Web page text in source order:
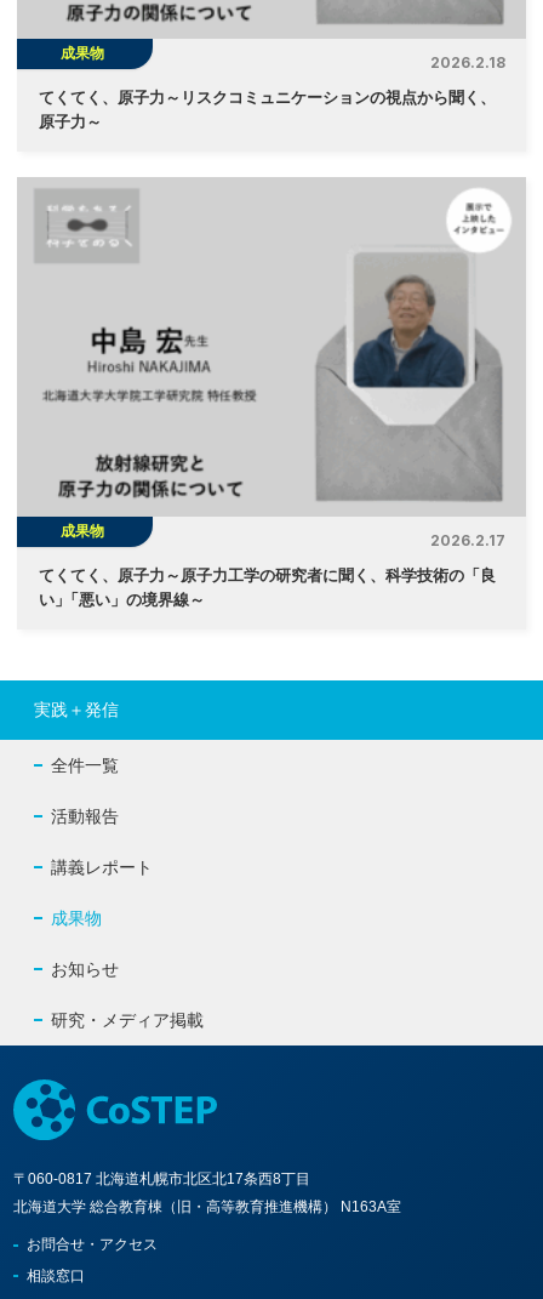
成果物
2026.2.18
てくてく、原子力～リスクコミュニケーションの視点から聞く、
原子力～
成果物
2026.2.17
てくてく、原子力～原子力工学の研究者に聞く、科学技術の「良
い」 「悪い」の境界線～
実践＋発信
全件一覧
活動報告
講義レポート
成果物
お知らせ
研究・メディア掲載
〒060-0817 北海道札幌市北区北17条西8丁目
北海道大学 総合教育棟（旧・高等教育推進機構） N163A室
お問合せ・アクセス
相談窓口